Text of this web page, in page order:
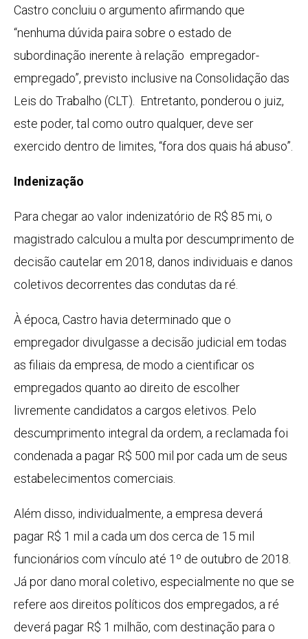
Castro concluiu o argumento afirmando que
“nenhuma dúvida paira sobre o estado de
subordinação inerente à relação empregador-
empregado”, previsto inclusive na Consolidação das
Leis do Trabalho (CLT). Entretanto, ponderou o juiz,
este poder, tal como outro qualquer, deve ser
exercido dentro de limites, “fora dos quais há abuso”.
Indenização
Para chegar ao valor indenizatório de R$ 85 mi, o
magistrado calculou a multa por descumprimento de
decisão cautelar em 2018, danos individuais e danos
coletivos decorrentes das condutas da ré.
À época, Castro havia determinado que o
empregador divulgasse a decisão judicial em todas
as filiais da empresa, de modo a cientificar os
empregados quanto ao direito de escolher
livremente candidatos a cargos eletivos. Pelo
descumprimento integral da ordem, a reclamada foi
condenada a pagar R$ 500 mil por cada um de seus
estabelecimentos comerciais.
Além disso, individualmente, a empresa deverá
pagar R$ 1 mil a cada um dos cerca de 15 mil
funcionários com vínculo até 1º de outubro de 2018.
Já por dano moral coletivo, especialmente no que se
refere aos direitos políticos dos empregados, a ré
deverá pagar R$ 1 milhão, com destinação para o